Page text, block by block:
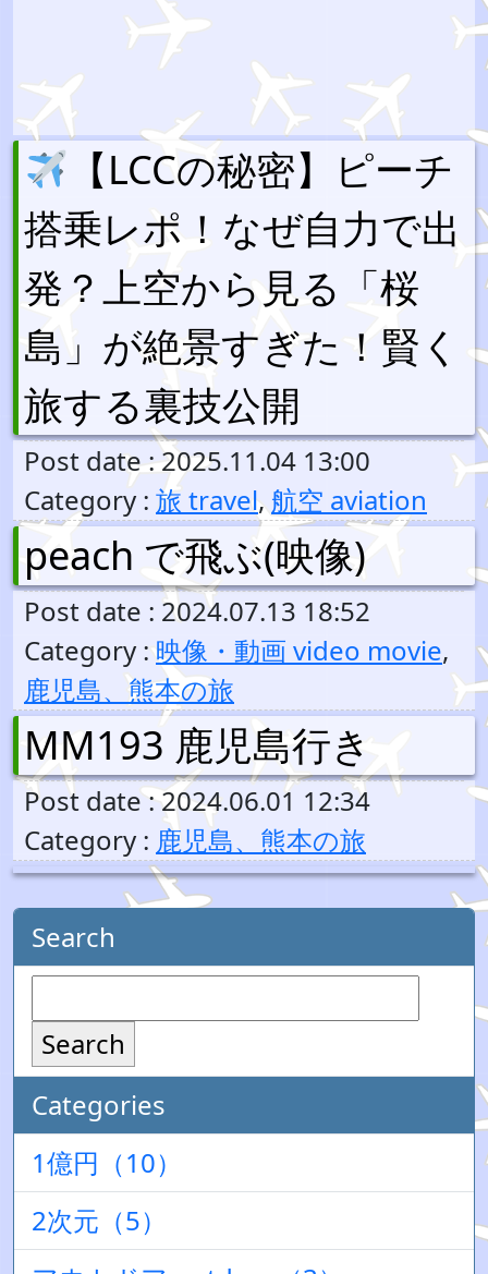
【LCCの秘密】ピーチ
搭乗レポ！なぜ自力で出
発？上空から見る「桜
島」が絶景すぎた！賢く
旅する裏技公開
Post date : 2025.11.04 13:00
Category : 旅 travel, 航空 aviation
peach で飛ぶ(映像)
Post date : 2024.07.13 18:52
Category : 映像・動画 video movie,
鹿児島、熊本の旅
MM193 鹿児島行き
Post date : 2024.06.01 12:34
Category : 鹿児島、熊本の旅
Search
Search
Categories
1億円（10）
2次元（5）